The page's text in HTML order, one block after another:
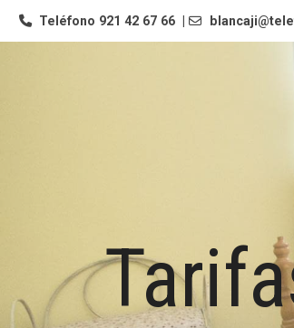
Teléfono 921 42 67 66 |